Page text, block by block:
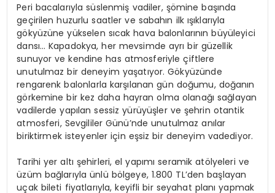
Peri bacalarıyla süslenmiş vadiler, şömine başında
geçirilen huzurlu saatler ve sabahın ilk ışıklarıyla
gökyüzüne yükselen sıcak hava balonlarının büyüleyici
dansı… Kapadokya, her mevsimde ayrı bir güzellik
sunuyor ve kendine has atmosferiyle çiftlere
unutulmaz bir deneyim yaşatıyor. Gökyüzünde
rengarenk balonlarla karşılanan gün doğumu, doğanın
görkemine bir kez daha hayran olma olanağı sağlayan
vadilerde yapılan sessiz yürüyüşler ve şehrin otantik
atmosferi, Sevgililer Günü’nde unutulmaz anılar
biriktirmek isteyenler için eşsiz bir deneyim vadediyor.
Tarihi yer altı şehirleri, el yapımı seramik atölyeleri ve
üzüm bağlarıyla ünlü bölgeye, 1.800 TL’den başlayan
uçak bileti fiyatlarıyla, keyifli bir seyahat planı yapmak